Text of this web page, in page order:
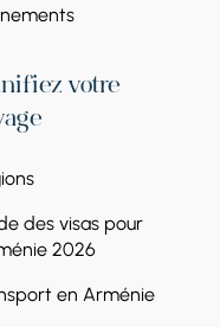
votre
des visas pour
2026
en Arménie